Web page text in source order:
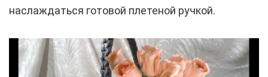
наслаждаться готовой плетеной ручкой.